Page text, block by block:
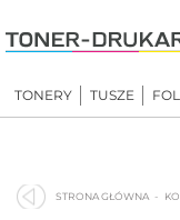
to
content
TONERY TUSZE
STRONA GŁÓWNA